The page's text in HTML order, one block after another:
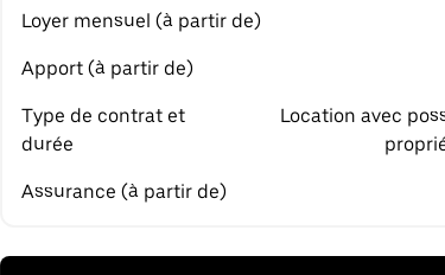
Loyer mensuel (à partir de)
Apport (à partir de)
Type de contrat et
durée
Location avec
Assurance (à partir de)